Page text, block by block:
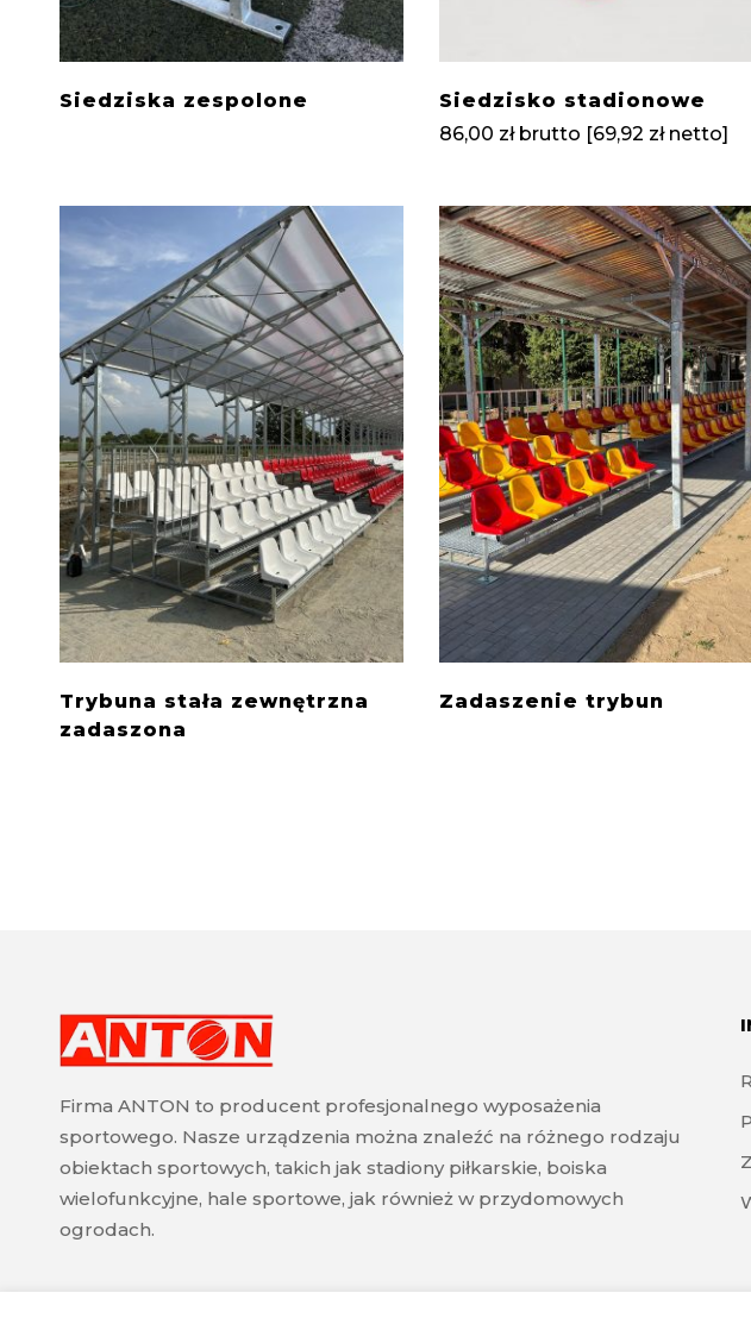
Siedziska zespolone
Siedzisko stadionowe
86,00 zł brutto [69,92 złnetto]
Trybuna stała zewnętrzna
zadaszona
Zadaszenie trybun
Firma ANTON to producent profesjonalnego wyposażenia
sportowego. Nasze urządzenia można znaleźć na różnego rodzaju
obiektach sportowych, takich jak stadiony piłkarskie, boiska
wielofunkcyjne, hale sportowe, jak również w przydomowych
ogrodach.